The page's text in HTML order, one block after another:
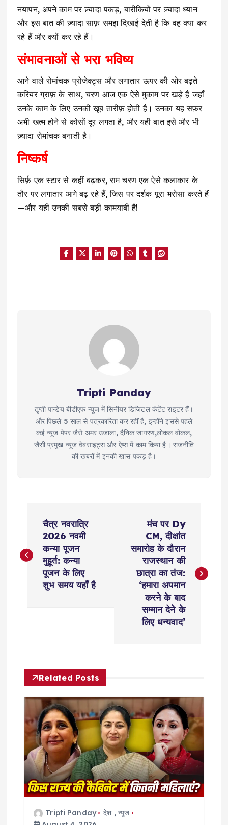
नयापन, अपने काम पर ज़्यादा पकड़, बारीकियों पर ज़्यादा ध्यान
और इस बात की ज़्यादा साफ़ समझ दिखाई देती है कि वह क्या कर
रहे हैं और क्यों कर रहे हैं।
संभावनाओं से भरा भविष्य
आने वाले रोमांचक प्रोजेक्ट्स और लगातार ऊपर की ओर बढ़ते
करियर ग्राफ़ के साथ, चरण आज एक ऐसे मुकाम पर खड़े हैं जहाँ
उनके काम के लिए उनकी खूब तारीफ़ होती है। उनका यह सफ़र
अभी खत्म होने से कोसों दूर लगता है, और यही बात इसे और भी
ज़्यादा रोमांचक बनाती है।
निष्कर्ष
सिर्फ़ एक स्टार से कहीं बढ़कर, राम चरण एक ऐसे कलाकार के
तौर पर लगातार आगे बढ़ रहे हैं, जिस पर दर्शक पूरा भरोसा करते हैं
—और यही उनकी सबसे बड़ी कामयाबी है!
Tripti Panday
तृप्ती पान्डेय बीडीएफ न्यूज में सिनीयर डिजिटल कंटेंट राइटर हैं।
और पिछले 5 साल से पत्रकारिता कर रहीं है, इन्होंने इससे पहले
कई न्यूज पेपर जैसे अमर उजाला, दैनिक जागरण,लोकल वोकल,
जैसी प्रमुख न्यूज वेबसाइट्स और ऐप्स में काम किया है। राजनीति
की खबरों में इनकी खास पकड़ है।
s
v
g
a
t
चैत्र नवरात्रि
2026 नवमी
कन्या पूजन
मुहूर्त: कन्या
पूजन के लिए
शुभ समय यहाँ है
मंच पर Dy
CM, दीक्षांत
समारोह के दौरान
राजस्थान की
छात्रा का तंज:
‘हमारा अपमान
करने के बाद
सम्मान देने के
लिए धन्यवाद’
Related Posts
Tripti Panday देश , न्यूज